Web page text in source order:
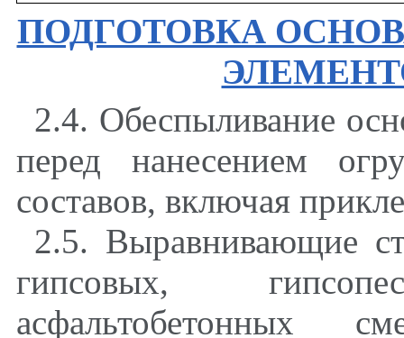
ПОДГОТОВКА
2.4. Обеспыливание
перед нанесением
составов, включая
2.5. Выравнивающие
гипсовых,
асфальтобетонных